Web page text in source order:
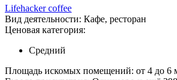
Lifehacker coffee
Вид деятельности: Кафе, ресторан
Ценовая категория:
Средний
Площадь искомых помещений: от 4 до 6